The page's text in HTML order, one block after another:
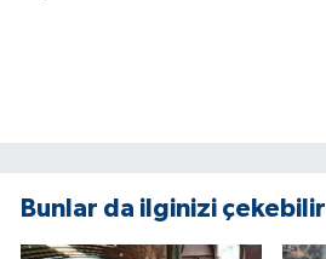
Bunlar da ilginizi çekebilir